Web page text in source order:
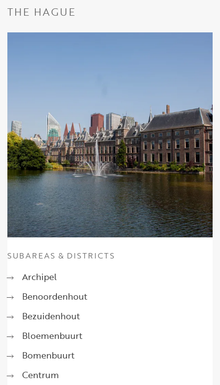
THE HAGUE
SUBAREAS & DISTRICTS
Archipel
Benoordenhout
Bezuidenhout
Bloemenbuurt
Bomenbuurt
Centrum
ABOUT US
CONTACT
Den Haag
Hillegersberg
Rotterdam